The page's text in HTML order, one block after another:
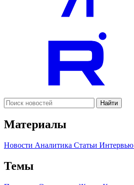
Найти
Материалы
Новости Аналитика Статьи Интервью
Темы